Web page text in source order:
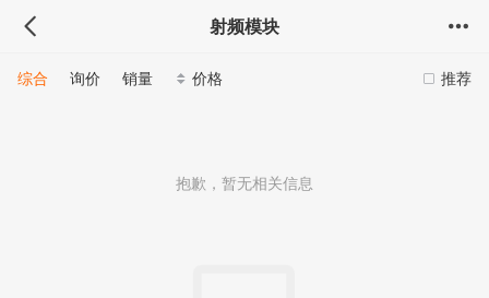
射频模块
推荐
综合 询价 销量 价格
抱歉，暂无相关信息